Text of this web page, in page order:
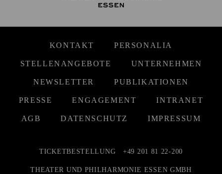
KONTAKT PERSONALIA
STELLENANGEBOTE UNTERNEHMEN
NEWSLETTER PUBLIKATIONEN
PRESSE ENGAGEMENT INTRANET
AGB DATENSCHUTZ IMPRESSUM
TICKETBESTELLUNG +49 201 81 22-200
THEATER UND PHILHARMONIE ESSEN GMBH